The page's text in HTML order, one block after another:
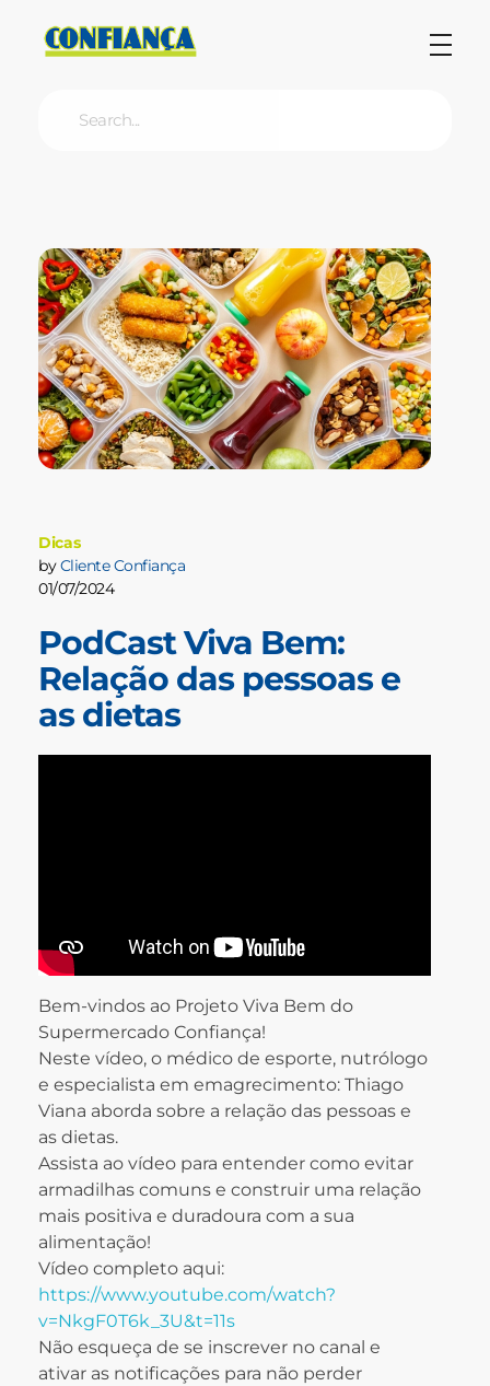
PodCast Viva Bem:
Relação das pessoas e
as dietas
01/07/2024
by Cliente Confiança
Dicas
Bem-vindos ao Projeto Viva Bem do
Supermercado Confiança!
Neste vídeo, o médico de esporte, nutrólogo
e especialista em emagrecimento: Thiago
Viana aborda sobre a relação das pessoas e
as dietas.
Assista ao vídeo para entender como evitar
armadilhas comuns e construir uma relação
mais positiva e duradoura com a sua
alimentação!
Vídeo completo aqui:
https://www.youtube.com/watch?
v=NkgF0T6k_3U&t=11s
Não esqueça de se inscrever no canal e
ativar as notificações para não perder